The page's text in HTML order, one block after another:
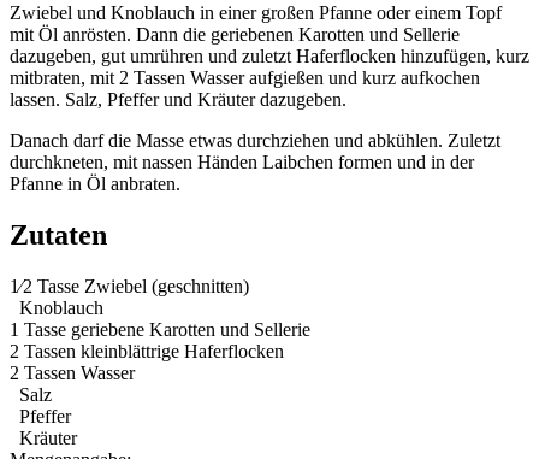
Zwiebel und Knoblauch in einer großen Pfanne oder einem Topf
mit Öl anrösten. Dann die geriebenen Karotten und Sellerie
dazugeben, gut umrühren und zuletzt Haferflocken hinzufügen, kurz
mitbraten, mit 2 Tassen Wasser aufgießen und kurz aufkochen
lassen. Salz, Pfeffer und Kräuter dazugeben.
Danach darf die Masse etwas durchziehen und abkühlen. Zuletzt
durchkneten, mit nassen Händen Laibchen formen und in der
Pfanne in Öl anbraten.
Zutaten
1⁄2 Tasse Zwiebel (geschnitten)
Knoblauch
1 Tasse geriebene Karotten und Sellerie
2 Tassen kleinblättrige Haferflocken
2 Tassen Wasser
Salz
Pfeffer
Kräuter